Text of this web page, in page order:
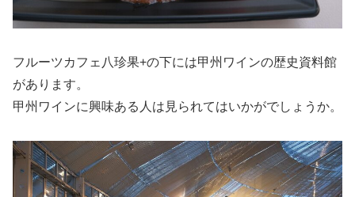
フルーツカフェ八珍果+の下には甲州ワインの歴史資料館
があります。
甲州ワインに興味ある人は見られてはいかがでしょうか。